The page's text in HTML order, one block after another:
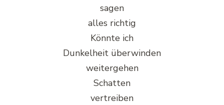
sagen
alles richtig
Könnte ich
Dunkelheit überwinden
weitergehen
Schatten
vertreiben